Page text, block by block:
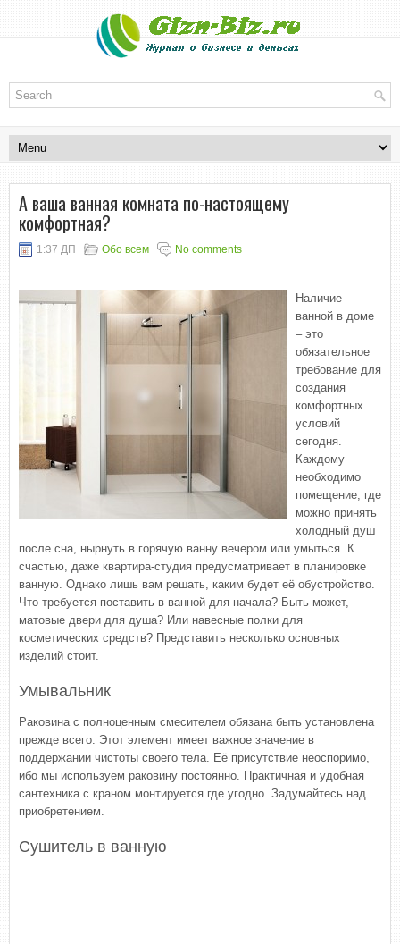
А ваша ванная комната по-настоящему
комфортная?
1:37 ДП Обо всем No comments
Наличие
ванной в доме
– это
обязательное
требование для
создания
комфортных
условий
сегодня.
Каждому
необходимо
помещение, где
можно принять
холодный душ
после сна, нырнуть в горячую ванну вечером или умыться. К
счастью, даже квартира-студия предусматривает в планировке
ванную. Однако лишь вам решать, каким будет её обустройство.
Что требуется поставить в ванной для начала? Быть может,
матовые двери для душа? Или навесные полки для
косметических средств? Представить несколько основных
изделий стоит.
Умывальник
Раковина с полноценным смесителем обязана быть установлена
прежде всего. Этот элемент имеет важное значение в
поддержании чистоты своего тела. Её присутствие неоспоримо,
ибо мы используем раковину постоянно. Практичная и удобная
сантехника с краном монтируется где угодно. Задумайтесь над
приобретением.
Сушитель в ванную